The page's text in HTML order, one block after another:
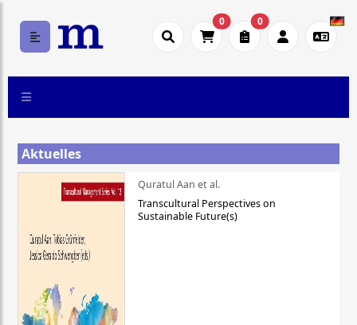
0 0
Aktuelles
Quratul Aan et al.
Transcultural Perspectives on
Sustainable Future(s)